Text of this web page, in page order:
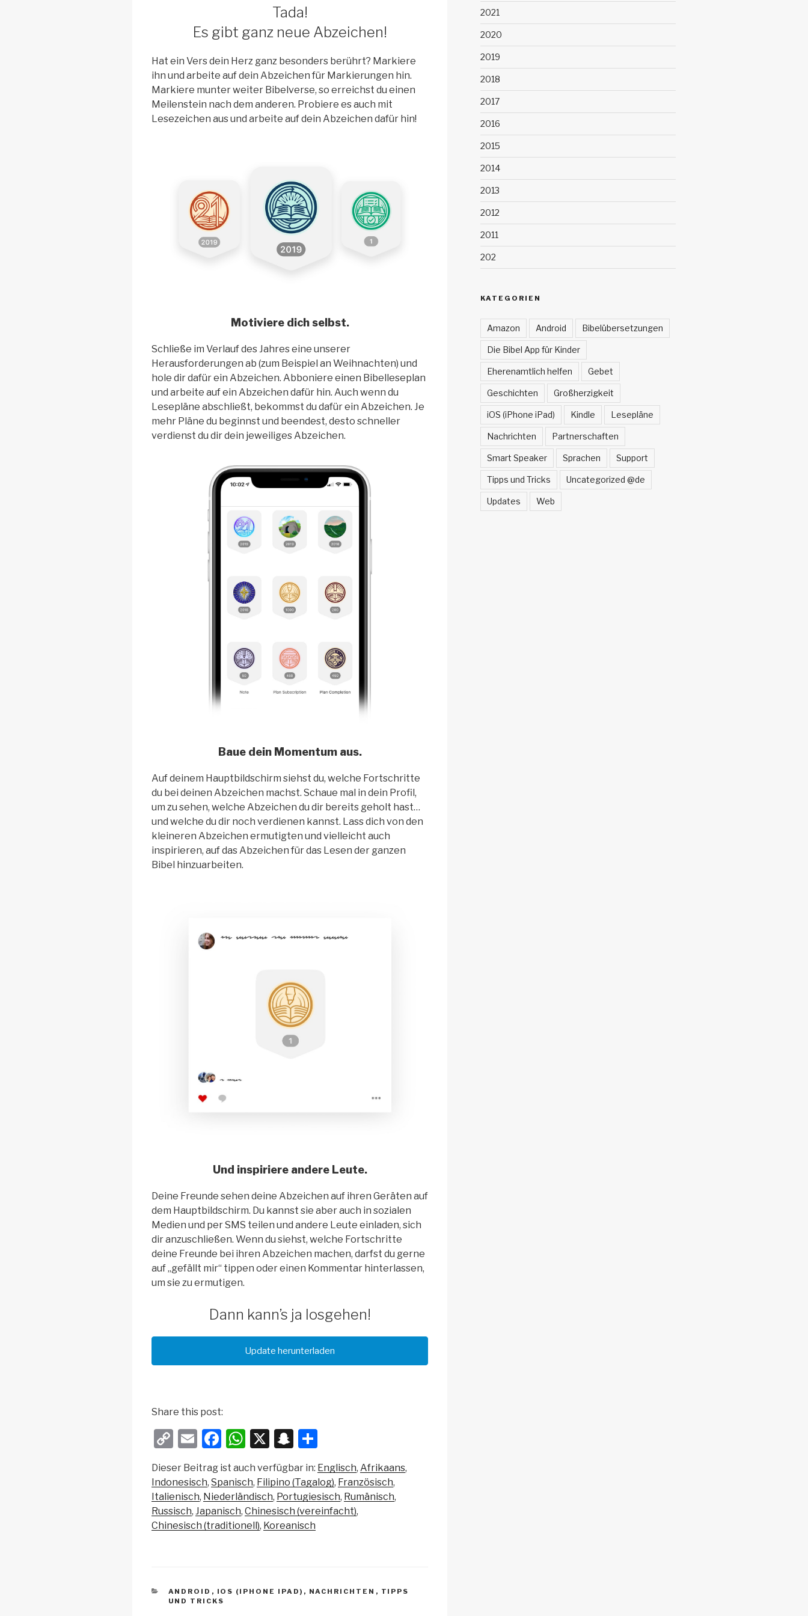
Tada!
Es gibt ganz neue Abzeichen!
Hat ein Vers dein Herz ganz besonders berührt? Markiere
ihn und arbeite auf dein Abzeichen für Markierungen hin.
Markiere munter weiter Bibelverse, so erreichst du einen
Meilenstein nach dem anderen. Probiere es auch mit
Lesezeichen aus und arbeite auf dein Abzeichen dafür hin!
Motiviere dich selbst.
Schließe im Verlauf des Jahres eine unserer
Herausforderungen ab (zum Beispiel an Weihnachten) und
hole dir dafür ein Abzeichen. Abboniere einen Bibelleseplan
und arbeite auf ein Abzeichen dafür hin. Auch wenn du
Lesepläne abschließt, bekommst du dafür ein Abzeichen. Je
mehr Pläne du beginnst und beendest, desto schneller
verdienst du dir dein jeweiliges Abzeichen.
Baue dein Momentum aus.
Auf deinem Hauptbildschirm siehst du, welche Fortschritte
du bei deinen Abzeichen machst. Schaue mal in dein Profil,
um zu sehen, welche Abzeichen du dir bereits geholt hast…
und welche du dir noch verdienen kannst. Lass dich von den
kleineren Abzeichen ermutigten und vielleicht auch
inspirieren, auf das Abzeichen für das Lesen der ganzen
Bibel hinzuarbeiten.
Und inspiriere andere Leute.
Deine Freunde sehen deine Abzeichen auf ihren Geräten auf
dem Hauptbildschirm. Du kannst sie aber auch in sozialen
Medien und per SMS teilen und andere Leute einladen, sich
dir anzuschließen. Wenn du siehst, welche Fortschritte
deine Freunde bei ihren Abzeichen machen, darfst du gerne
auf „gefällt mir“ tippen oder einen Kommentar hinterlassen,
um sie zu ermutigen.
Dann kann’s ja losgehen!
Update herunterladen
Share this post:
C
p
y
Li
n
E
ail
F
c
e
b
o
W
at
s
A
p
X
S
a
p
c
h
e
n
Dieser Beitrag ist auch verfügbar in: Englisch Afrikaans
Indonesisch Spanisch Filipino (Tagalog) Französisch
Italienisch Niederländisch Portugiesisch Rumänisch
Russisch Japanisch Chinesisch (vereinfacht)
Chinesisch (traditionell) Koreanisch
KATEGORIEN
ANDROID , IOS (IPHONE IPAD) , NACHRICHTEN , TIPPS
UND TRICKS
2021
2020
2019
2018
2017
2016
2015
2014
2013
2012
2011
202
KATEGORIEN
Amazon Android Bibelübersetzungen
Die Bibel App für Kinder
Eherenamtlich helfen Gebet
Geschichten Großherzigkeit
iOS (iPhone iPad) Kindle Lesepläne
Nachrichten Partnerschaften
Smart Speaker Sprachen Support
Tipps und Tricks Uncategorized @de
Updates Web